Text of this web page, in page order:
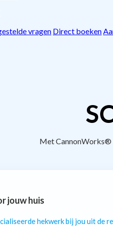
vragen Direct boeken
Met CannonWorks®
jouw huis
hekwerk bij jou uit de